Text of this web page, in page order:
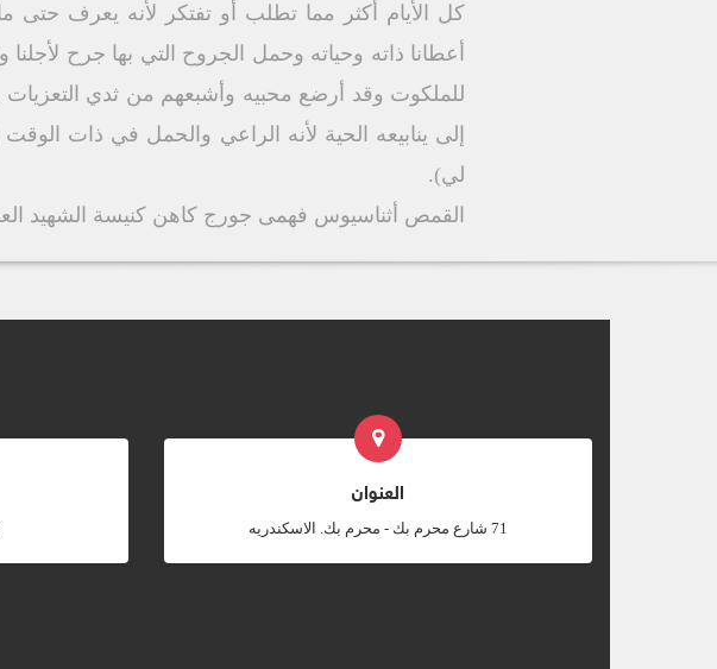
كل الأيام أكثر مما تطلب أو تفتكر لأنه يعرف حتى ما
أعطانا ذاته وحياته وحمل الجروح التي بها جرح
للملكوت وقد أرضع محبيه وأشبعهم من ثدﻱ
إلى ينابيعه الحية لأنه الراعي والحمل في ذات
لي).
القمص أثناسيوس فهمى جورج كاهن كنيسة الشهيد
العنوان
‎71 شارع محرم بك - محرم بك. الاسكندريه